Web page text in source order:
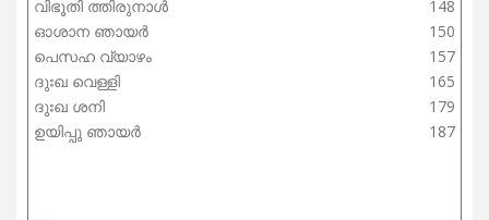
വിഭൂതി ത്തിരുനാൾ
148
ഓശാന ഞായർ
150
പെസഹ വ്യാഴം
157
ദുഃഖ വെള്ളി
165
ദുഃഖ ശനി
179
ഉയിപ്പു ഞായർ
187